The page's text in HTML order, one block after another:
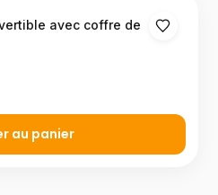
avec coffre de
au panier